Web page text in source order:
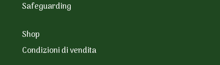
Safeguarding
Shop
Condizioni di vendita